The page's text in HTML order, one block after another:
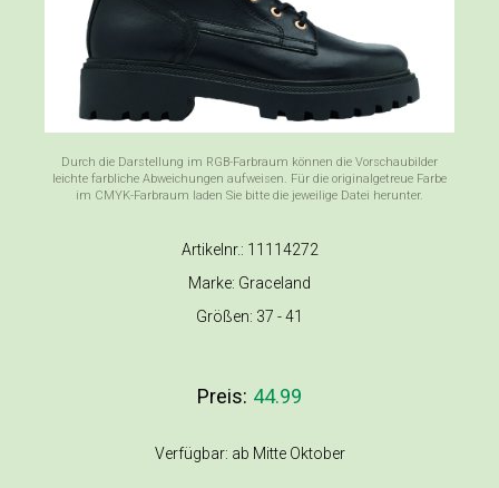
Durch die Darstellung im RGB-Farbraum können die Vorschaubilder
leichte farbliche Abweichungen aufweisen. Für die originalgetreue Farbe
im CMYK-Farbraum laden Sie bitte die jeweilige Datei herunter.
Artikelnr.: 11114272
Marke: Graceland
Größen: 37 - 41
Preis: 44.99
Verfügbar: ab Mitte Oktober